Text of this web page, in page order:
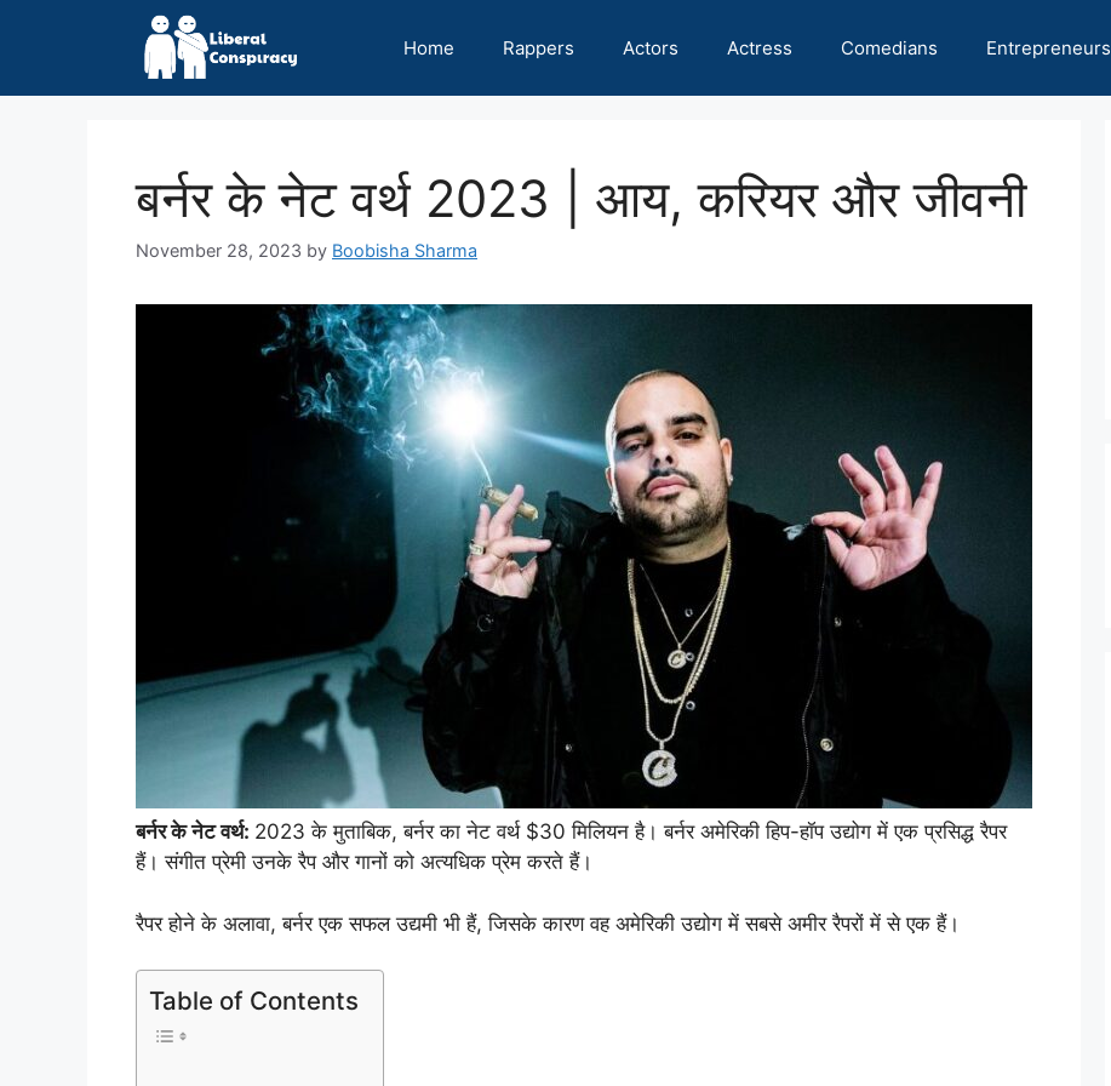
Home Rappers Actors Actress Comedians Entrepreneurs
बर्नर के नेट वर्थ 2023 | आय, करियर और जीवनी
November 28, 2023 by Boobisha Sharma
बर्नर के नेट वर्थ: 2023 के मुताबिक, बर्नर का नेट वर्थ $30 मिलियन है। बर्नर अमेरिकी हिप-हॉप उद्योग में एक प्रसिद्ध रैपर
हैं। संगीत प्रेमी उनके रैप और गानों को अत्यधिक प्रेम करते हैं।
रैपर होने के अलावा, बर्नर एक सफल उद्यमी भी हैं, जिसके कारण वह अमेरिकी उद्योग में सबसे अमीर रैपरों में से एक हैं।
Table of Contents